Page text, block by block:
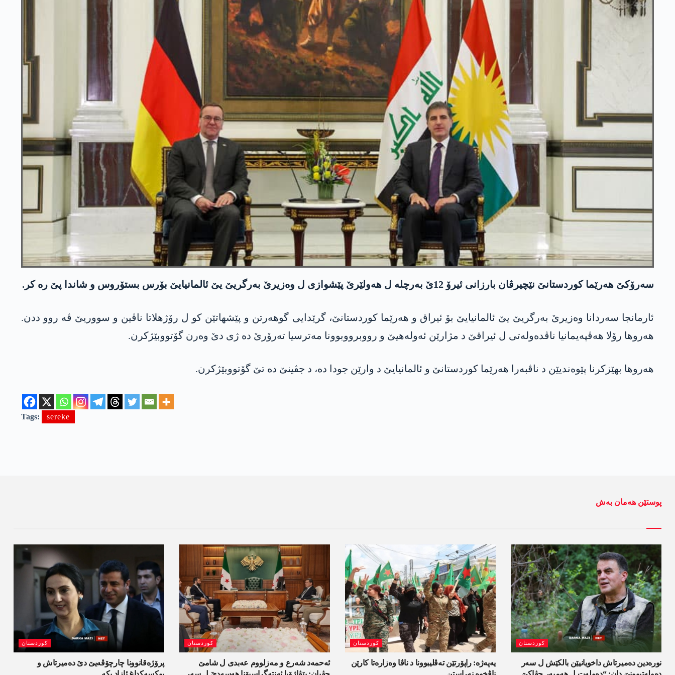
سەرۆکێ هەرێما کوردستانێ نێچیرڤان بارزانی ئیرۆ 12ێ بەرچلە ل هەولێرێ پێشوازی ل وەزیرێ به‌رگریێ یێ ئالمانیایێ بۆرس بستۆروس و شاندا پێ رە کر.
ئارمانجا سەردانا وەزیرێ به‌رگریێ یێ ئالمانیایێ بۆ ئیراق و هەرێما کوردستانێ، گرێدایی گوهەرتن و پێشهاتێن کو ل رۆژهلاتا ناڤین و سووریێ ڤە روو ددن.
هەروها رۆلا هەڤپەیمانیا ناڤدەولەتی ل ئیراقێ د مژارێن ئەولەهیێ و رووبرووبوونا مەترسیا تەرۆرێ دە ژی دێ وەرن گۆتووبێژکرن.
هەروها بهێزکرنا پێوەندیێن د ناڤبەرا هەرێما کوردستانێ و ئالمانیایێ د وارێن جودا دە، د جڤینێ دە تێ گۆتووبێژکرن.
Tags: sereke
پوستێن ھەمان بەش
کوردستان
پرۆژەقانوونا چارچۆڤەیێ دێ دەمیرتاش و
کوردستان
ئەحمەد شەرع و مەزلووم عەبدی ل شامێ
کوردستان
یەپەژە: راپۆرتێن تەڤلیبوونا د ناڤا وەزارەتا کارێن
کوردستان
نورەدین دەمیرتاش داخویانیێن بالکێش ل سەر